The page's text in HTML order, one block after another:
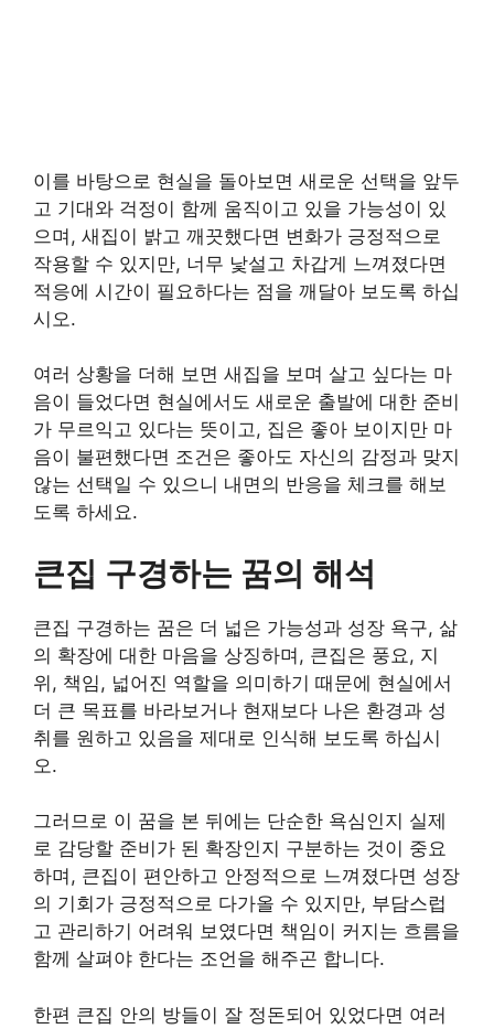
이를 바탕으로 현실을 돌아보면 새로운 선택을 앞두
고 기대와 걱정이 함께 움직이고 있을 가능성이 있
으며, 새집이 밝고 깨끗했다면 변화가 긍정적으로
작용할 수 있지만, 너무 낯설고 차갑게 느껴졌다면
적응에 시간이 필요하다는 점을 깨달아 보도록 하십
시오.
여러 상황을 더해 보면 새집을 보며 살고 싶다는 마
음이 들었다면 현실에서도 새로운 출발에 대한 준비
가 무르익고 있다는 뜻이고, 집은 좋아 보이지만 마
음이 불편했다면 조건은 좋아도 자신의 감정과 맞지
않는 선택일 수 있으니 내면의 반응을 체크를 해보
도록 하세요.
큰집 구경하는 꿈의 해석
큰집 구경하는 꿈은 더 넓은 가능성과 성장 욕구, 삶
의 확장에 대한 마음을 상징하며, 큰집은 풍요, 지
위, 책임, 넓어진 역할을 의미하기 때문에 현실에서
더 큰 목표를 바라보거나 현재보다 나은 환경과 성
취를 원하고 있음을 제대로 인식해 보도록 하십시
오.
그러므로 이 꿈을 본 뒤에는 단순한 욕심인지 실제
로 감당할 준비가 된 확장인지 구분하는 것이 중요
하며, 큰집이 편안하고 안정적으로 느껴졌다면 성장
의 기회가 긍정적으로 다가올 수 있지만, 부담스럽
고 관리하기 어려워 보였다면 책임이 커지는 흐름을
함께 살펴야 한다는 조언을 해주곤 합니다.
한편 큰집 안의 방들이 잘 정돈되어 있었다면 여러